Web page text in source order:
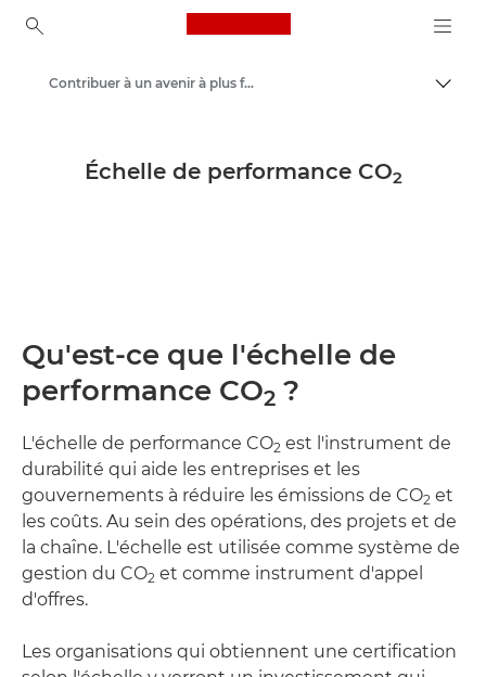
Canon Logo, back to
Développement et initiatives en matière de développement durable
Contribuer à un avenir à plus faible émission de carbone
Échelle de performance CO2
Qu'est-ce que l'échelle de
performance CO2 ?
L'échelle de performance CO2 est l'instrument de
durabilité qui aide les entreprises et les
gouvernements à réduire les émissions de CO2 et
les coûts. Au sein des opérations, des projets et de
la chaîne. L'échelle est utilisée comme système de
gestion du CO2 et comme instrument d'appel
d'offres.
Les organisations qui obtiennent une certification